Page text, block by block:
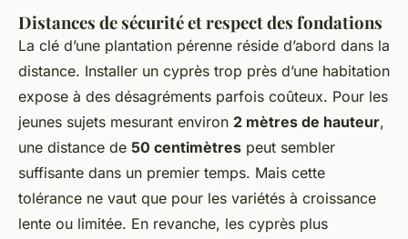
Distances de sécurité et respect des fondations
La clé d’une plantation pérenne réside d’abord dans la
distance. Installer un cyprès trop près d’une habitation
expose à des désagréments parfois coûteux. Pour les
jeunes sujets mesurant environ 2 mètres de hauteur,
une distance de 50 centimètres peut sembler
suffisante dans un premier temps. Mais cette
tolérance ne vaut que pour les variétés à croissance
lente ou limitée. En revanche, les cyprès plus